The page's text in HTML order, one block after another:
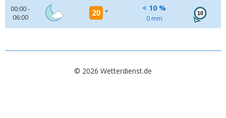
00:00 -
06:00
20 °
< 10 %
0 mm
10
© 2026 Wetterdienst.de